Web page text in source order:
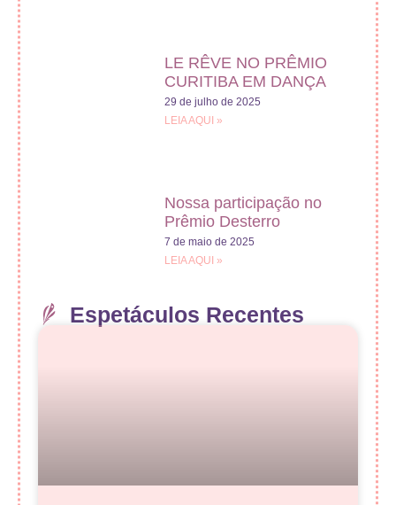
LE RÊVE NO PRÊMIO
CURITIBA EM DANÇA
29 de julho de 2025
LEIA AQUI »
Nossa participação no
Prêmio Desterro
7 de maio de 2025
LEIA AQUI »
Espetáculos Recentes